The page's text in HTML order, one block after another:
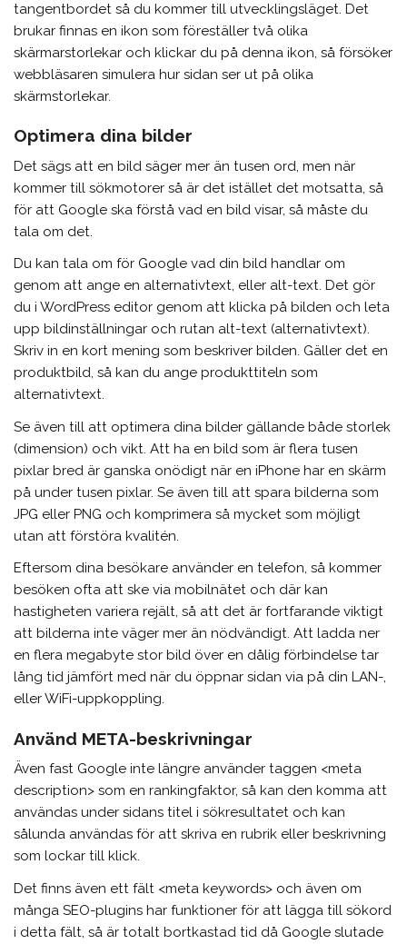
tangentbordet så du kommer till utvecklingsläget. Det
brukar finnas en ikon som föreställer två olika
skärmarstorlekar och klickar du på denna ikon, så försöker
webbläsaren simulera hur sidan ser ut på olika
skärmstorlekar.
Optimera dina bilder
Det sägs att en bild säger mer än tusen ord, men när
kommer till sökmotorer så är det istället det motsatta, så
för att Google ska förstå vad en bild visar, så måste du
tala om det.
Du kan tala om för Google vad din bild handlar om
genom att ange en alternativtext, eller alt-text. Det gör
du i WordPress editor genom att klicka på bilden och leta
upp bildinställningar och rutan alt-text (alternativtext).
Skriv in en kort mening som beskriver bilden. Gäller det en
produktbild, så kan du ange produkttiteln som
alternativtext.
Se även till att optimera dina bilder gällande både storlek
(dimension) och vikt. Att ha en bild som är flera tusen
pixlar bred är ganska onödigt när en iPhone har en skärm
på under tusen pixlar. Se även till att spara bilderna som
JPG eller PNG och komprimera så mycket som möjligt
utan att förstöra kvalitén.
Eftersom dina besökare använder en telefon, så kommer
besöken ofta att ske via mobilnätet och där kan
hastigheten variera rejält, så att det är fortfarande viktigt
att bilderna inte väger mer än nödvändigt. Att ladda ner
en flera megabyte stor bild över en dålig förbindelse tar
lång tid jämfört med när du öppnar sidan via på din LAN-,
eller WiFi-uppkoppling.
Använd META-beskrivningar
Även fast Google inte längre använder taggen <meta
description> som en rankingfaktor, så kan den komma att
användas under sidans titel i sökresultatet och kan
sålunda användas för att skriva en rubrik eller beskrivning
som lockar till klick.
Det finns även ett fält <meta keywords> och även om
många SEO-plugins har funktioner för att lägga till sökord
i detta fält, så är totalt bortkastad tid då Google slutade